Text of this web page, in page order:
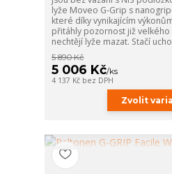
lyže Moveo G-Grip s
které díky vynikajícím
přitáhly pozornost již
nechtějí lyže mazat. Stačí
5 890 Kč
5 006 Kč/ks
4 137 Kč bez DPH
Zvolit